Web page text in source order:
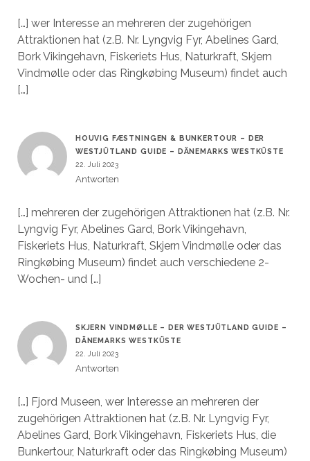
[…] wer Interesse an mehreren der zugehörigen
Attraktionen hat (z.B. Nr. Lyngvig Fyr, Abelines Gard,
Bork Vikingehavn, Fiskeriets Hus, Naturkraft, Skjern
Vindmølle oder das Ringkøbing Museum) findet auch
[…]
HOUVIG FÆSTNINGEN & BUNKERTOUR – DER
WESTJÜTLAND GUIDE – DÄNEMARKS WESTKÜSTE
22. Juli 2023
Antworten
[…] mehreren der zugehörigen Attraktionen hat (z.B. Nr.
Lyngvig Fyr, Abelines Gard, Bork Vikingehavn,
Fiskeriets Hus, Naturkraft, Skjern Vindmølle oder das
Ringkøbing Museum) findet auch verschiedene 2-
Wochen- und […]
SKJERN VINDMØLLE – DER WESTJÜTLAND GUIDE –
DÄNEMARKS WESTKÜSTE
22. Juli 2023
Antworten
[…] Fjord Museen, wer Interesse an mehreren der
zugehörigen Attraktionen hat (z.B. Nr. Lyngvig Fyr,
Abelines Gard, Bork Vikingehavn, Fiskeriets Hus, die
Bunkertour, Naturkraft oder das Ringkøbing Museum)